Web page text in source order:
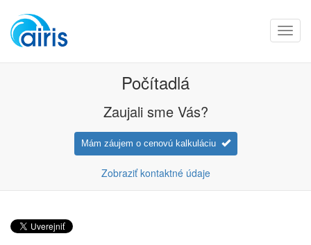
Počítadlá
Zaujali sme Vás?
Mám záujem o cenovú kalkuláciu
Zobraziť kontaktné údaje